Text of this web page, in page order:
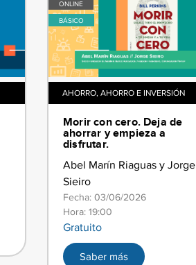
ONLINE
BÁSICO
AHORRO,AHORRO E INVERSIÓN
​​Morir con cero. Deja de
ahorrar y empieza a
disfrutar.​
Abel Marín Riaguas y Jorge
Sieiro
Fecha: 03/06/2026
Hora: 19:00
Gratuito
Saber más